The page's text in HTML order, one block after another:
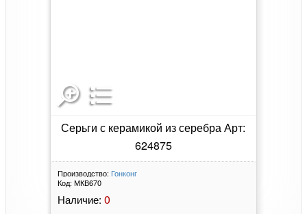
Серьги с керамикой из серебра Арт:
624875
Производство: Гонконг
Код: МКВ670
Наличие: 0